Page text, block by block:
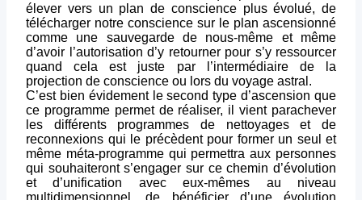
élever vers un plan de conscience plus évolué, de
télécharger notre conscience sur le plan ascensionné
comme une sauvegarde de nous-même et même
d’avoir l’autorisation d’y retourner pour s’y ressourcer
quand cela est juste par l’intermédiaire de la
projection de conscience ou lors du voyage astral.
C’est bien évidement le second type d’ascension que
ce programme permet de réaliser, il vient parachever
les différents programmes de nettoyages et de
reconnexions qui le précèdent pour former un seul et
même méta-programme qui permettra aux personnes
qui souhaiteront s’engager sur ce chemin d’évolution
et d’unification avec eux-mêmes au niveau
multidimensionnel, de bénéficier d’une évolution